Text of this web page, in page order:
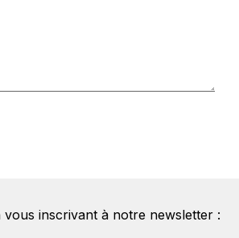
inscrivant à notre newsletter :